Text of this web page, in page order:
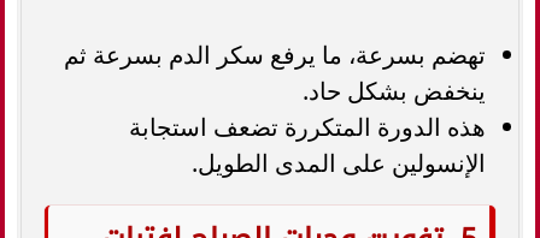
تهضم بسرعة، ما يرفع سكر الدم بسرعة ثم
ينخفض بشكل حاد.
هذه الدورة المتكررة تضعف استجابة
الإنسولين على المدى الطويل.